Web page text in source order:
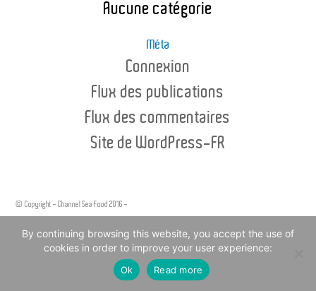
Aucune catégorie
Méta
Connexion
Flux des publications
Flux des commentaires
Site de WordPress-FR
© Copyright - Channel Sea Food 2016 -
By continuing browsing this website, you accept the use of
cookies in order to improve your user experience:
Ok Read more